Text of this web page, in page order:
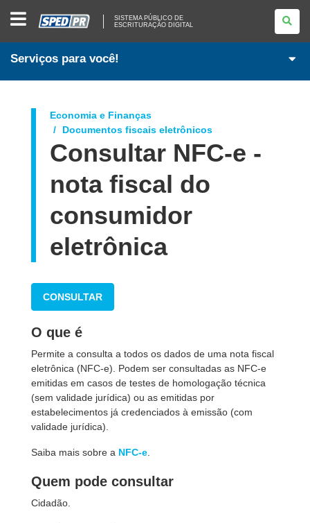
PÚBLICO
DE
ESCRITURAÇÃO
SISTEMA PÚBLICO DE
ESCRITURAÇÃO DIGITAL
Serviços para você!
Economia e Finanças
Documentos fiscais eletrônicos
Consultar NFC-e -
nota fiscal do
consumidor
eletrônica
CONSULTAR
O que é
Permite a consulta a todos os dados de uma nota fiscal
eletrônica (NFC-e). Podem ser consultadas as NFC-e
emitidas em casos de testes de homologação técnica
(sem validade jurídica) ou as emitidas por
estabelecimentos já credenciados à emissão (com
validade jurídica).
Saiba mais sobre a NFC-e
Quem pode consultar
Cidadão.